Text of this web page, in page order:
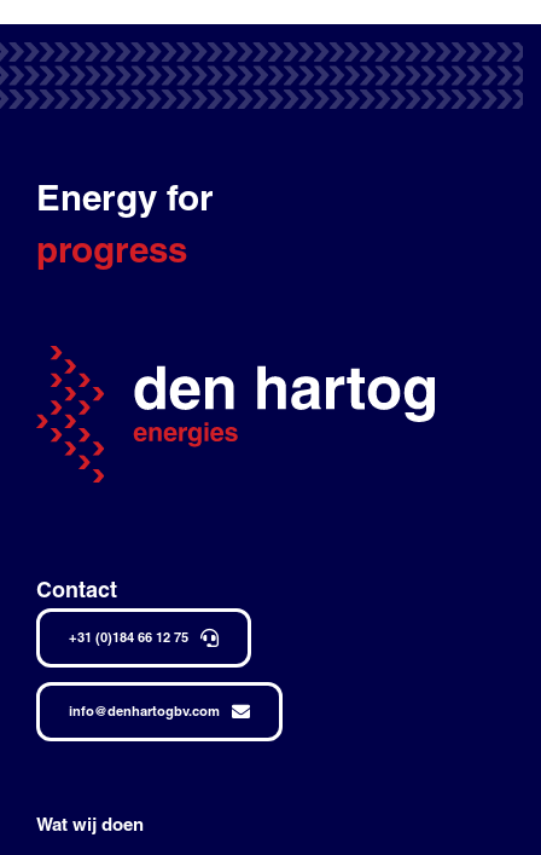
Energy for
progress
Contact
+31 (0)184 66 12 75
info@denhartogbv.com
Wat wij doen